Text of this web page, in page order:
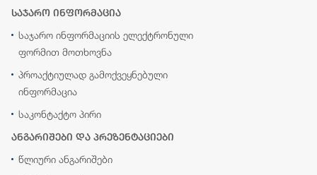
საჯარო ინფორმაცია
საჯარო ინფორმაციის ელექტრონული
ფორმით მოთხოვნა
პროაქტიულად გამოქვეყნებული
ინფორმაცია
საკონტაქტო პირი
ანგარიშები და პრეზენტაციები
წლიური ანგარიშები